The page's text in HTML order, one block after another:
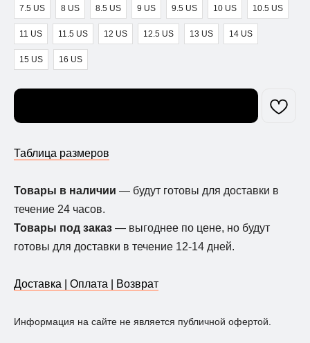
7.5 US 8 US 8.5 US 9 US 9.5 US 10 US 10.5 US
11 US 11.5 US 12 US 12.5 US 13 US 14 US
15 US 16 US
Таблица размеров
Товары в наличии — будут готовы для доставки в
течение 24 часов.
Товары под заказ — выгоднее по цене, но будут
готовы для доставки в течение 12-14 дней.
Доставка | Оплата | Возврат
Информация на сайте не является публичной офертой.